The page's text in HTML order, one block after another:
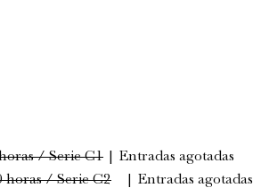
/ Serie C1 | Entradas agotadas
horas / Serie C2
Entradas agotadas